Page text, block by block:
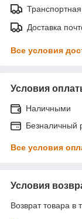
Доставка
Все условия
Условия
Наличными
Безналичный
Все условия
Условия
Возврат товара в